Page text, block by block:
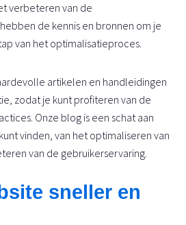
verbeteren van de
de kennis en bronnen om je
van het optimalisatieproces.
artikelen en handleidingen
zodat je kunt profiteren van de
Onze blog is een schat aan
vinden, van het optimaliseren van
van de gebruikerservaring.
sneller en